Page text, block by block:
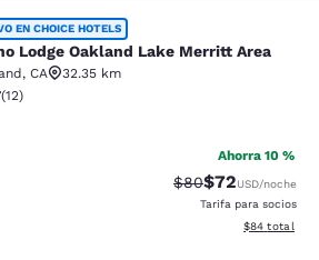
Oakland Lake Merritt
EN CHOICE HOTELS
Lodge Oakland Lake Merritt Area
, CA
32.35 km
de 1.67 estrellas. Feria. 12 reseñas
(12)
Ahorra 10 %
Precio tachado:
$80Precio con
$72USD/noche
Tarifa para socios
Ver detalles
$84 total